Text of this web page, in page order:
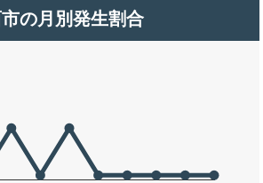
の月別発生割合